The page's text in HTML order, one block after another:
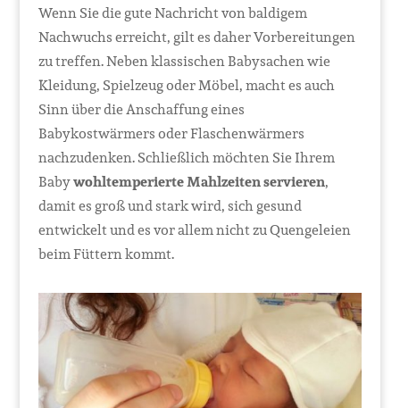
Wenn Sie die gute Nachricht von baldigem
Nachwuchs erreicht, gilt es daher Vorbereitungen
zu treffen. Neben klassischen Babysachen wie
Kleidung, Spielzeug oder Möbel, macht es auch
Sinn über die Anschaffung eines
Babykostwärmers oder Flaschenwärmers
nachzudenken. Schließlich möchten Sie Ihrem
Babywohltemperierte Mahlzeiten servieren,
damit es groß und stark wird, sich gesund
entwickelt und es vor allem nicht zu Quengeleien
beim Füttern kommt.